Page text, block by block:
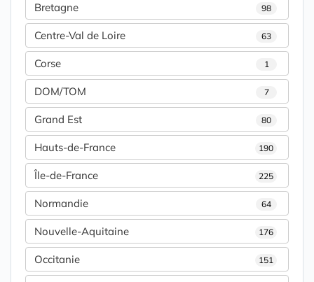
Bretagne 98
Centre-Val de Loire 63
Corse 1
DOM/TOM 7
Grand Est 80
Hauts-de-France 190
Île-de-France 225
Normandie 64
Nouvelle-Aquitaine 176
Occitanie 151